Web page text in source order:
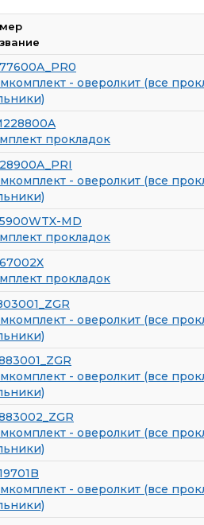
- оверолкит (все
прокладок
- оверолкит (все
MD
прокладок
прокладок
- оверолкит (все
- оверолкит (все
- оверолкит (все
- оверолкит (все